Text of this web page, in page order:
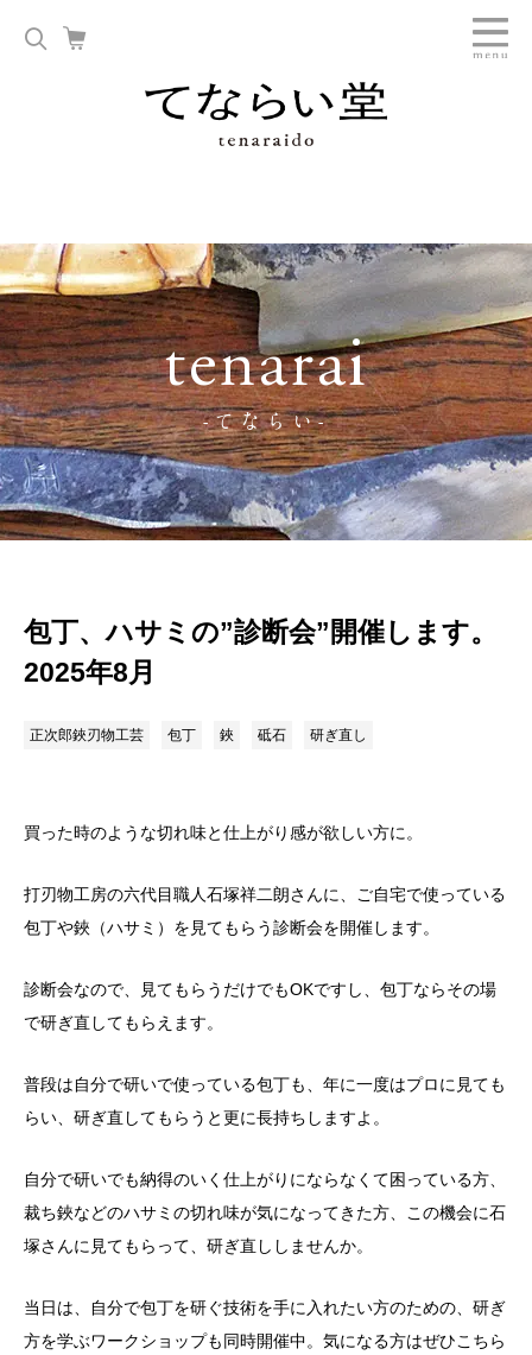
tenarai
-てならい-
包丁、ハサミの”診断会”開催します。
2025年8月
正次郎鋏刃物工芸 包丁 鋏 砥石 研ぎ直し
買った時のような切れ味と仕上がり感が欲しい方に。
打刃物工房の六代目職人石塚祥二朗さんに、ご自宅で使っている
包丁や鋏（ハサミ）を見てもらう診断会を開催します。
診断会なので、見てもらうだけでもOKですし、包丁ならその場
で研ぎ直してもらえます。
普段は自分で研いで使っている包丁も、年に一度はプロに見ても
らい、研ぎ直してもらうと更に長持ちしますよ。
自分で研いでも納得のいく仕上がりにならなくて困っている方、
裁ち鋏などのハサミの切れ味が気になってきた方、この機会に石
塚さんに見てもらって、研ぎ直ししませんか。
当日は、自分で包丁を研ぐ技術を手に入れたい方のための、研ぎ
方を学ぶワークショップも同時開催中。気になる方はぜひこちら